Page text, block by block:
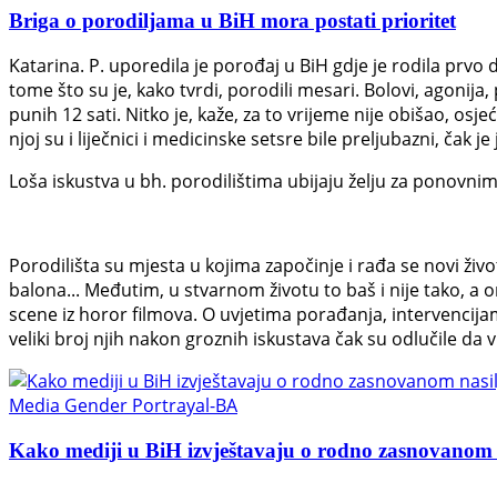
Briga o porodiljama u BiH mora postati prioritet
Katarina. P. uporedila je porođaj u BiH gdje je rodila
tome što su je, kako tvrdi, porodili mesari. Bolovi,
punih 12 sati. Nitko je, kaže, za to vrijeme nije obišao,
njoj su i liječnici i medicinske setsre bile preljubazni, čak
Loša iskustva u bh. porodilištima ubijaju želju za
Porodilišta su mjesta u kojima započinje i rađa se novi
balona... Međutim, u stvarnom životu to baš i nije tako, a
scene iz horor filmova. O uvjetima porađanja,
veliki broj njih nakon groznih iskustava čak su odlučile da
Media Gender Portrayal-BA
Kako mediji u BiH izvještavaju o rodno